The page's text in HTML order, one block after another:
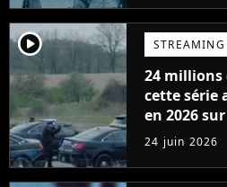
player2 STREAMING
24 millions
cette série
en 2026
24 juin 2026